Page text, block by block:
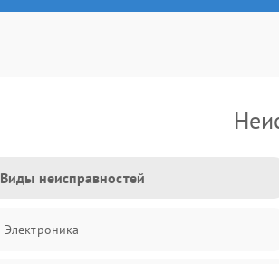
Виды неисправностей
Электроника